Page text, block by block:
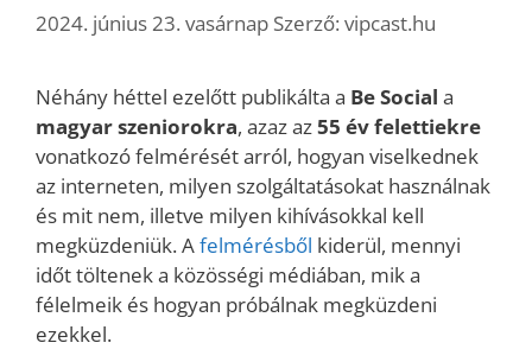
2024. június 23. vasárnap Szerző: vipcast.hu
Néhány héttel ezelőtt publikálta a Be Social a
magyar szeniorokra, azaz az55 év felettiekre
vonatkozó felmérését arról, hogyan viselkednek
az interneten, milyen szolgáltatásokat használnak
és mit nem, illetve milyen kihívásokkal kell
megküzdeniük. Afelmérésből kiderül, mennyi
időt töltenek a közösségi médiában, mik a
félelmeik és hogyan próbálnak megküzdeni
ezekkel.